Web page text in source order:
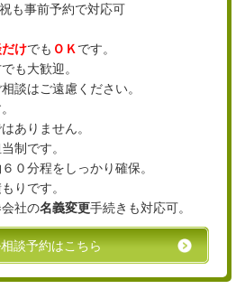
も事前予約で対応可
けでも ＯＫ です。
も大歓迎。
談はご遠慮ください。
ありません。
制です。
０分程をしっかり確保。
りです。
社の名義変更手続きも対応可。
談予約はこちら